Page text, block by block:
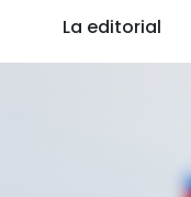
La editorial